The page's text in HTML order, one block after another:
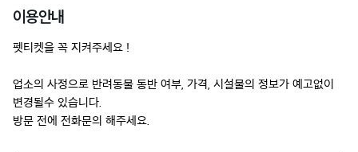
이용안내
펫티켓을 꼭 지켜주세요 !
업소의 사정으로 반려동물 동반 여부, 가격, 시설물의 정보가 예고없이
변경될수 있습니다.
방문 전에 전화문의 해주세요.